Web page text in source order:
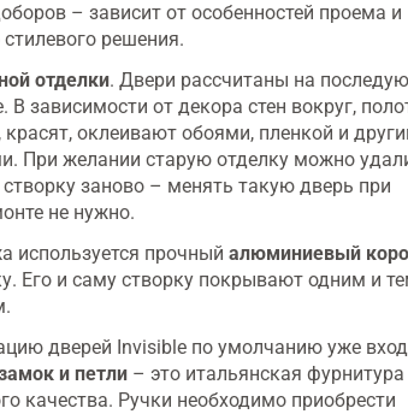
– зависит от особенностей проема и
решения.
отделки. Двери рассчитаны на
В зависимости от декора стен вокруг,
красят, оклеивают обоями, пленкой и
При желании старую отделку можно
заново – менять такую дверь при
не нужно.
используется прочный алюминиевый
Его и саму створку покрывают одним и
дверей Invisible по умолчанию уже
и петли – это итальянская фурнитура
качества. Ручки необходимо приобрести